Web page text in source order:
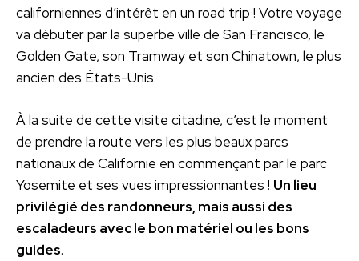
californiennes d’intérêt en un road trip ! Votre voyage
va débuter par la superbe ville de San Francisco, le
Golden Gate, son Tramway et son Chinatown, le plus
ancien des États-Unis.
À la suite de cette visite citadine, c’est le moment
de prendre la route vers les plus beaux parcs
nationaux de Californie en commençant par le parc
Yosemite et ses vues impressionnantes ! Un lieu
privilégié des randonneurs, mais aussi des
escaladeurs avec le bon matériel ou les bons
guides.